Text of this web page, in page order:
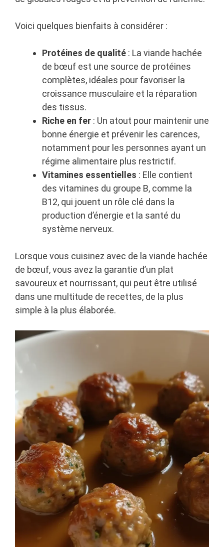
Voici quelques bienfaits à considérer :
Protéines de qualité : La viande hachée
de bœuf est une source de protéines
complètes, idéales pour favoriser la
croissance musculaire et la réparation
des tissus.
Riche en fer : Un atout pour maintenir une
bonne énergie et prévenir les carences,
notamment pour les personnes ayant un
régime alimentaire plus restrictif.
Vitamines essentielles : Elle contient
des vitamines du groupe B, comme la
B12, qui jouent un rôle clé dans la
production d’énergie et la santé du
système nerveux.
Lorsque vous cuisinez avec de la viande hachée
de bœuf, vous avez la garantie d’un plat
savoureux et nourrissant, qui peut être utilisé
dans une multitude de recettes, de la plus
simple à la plus élaborée.